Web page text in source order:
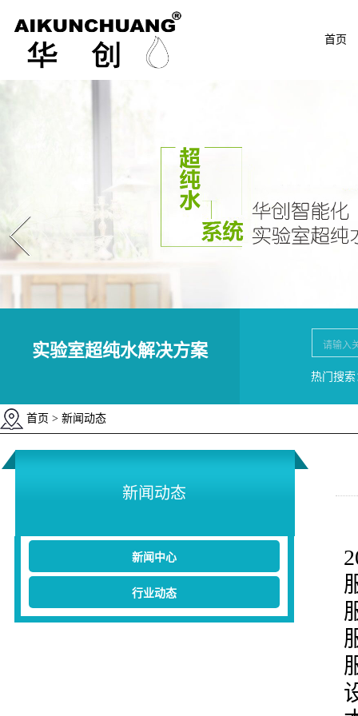
首页
实验室超纯水解决方案
热门搜
首页 > 新闻动态
新闻动态
新闻中心
行业动态